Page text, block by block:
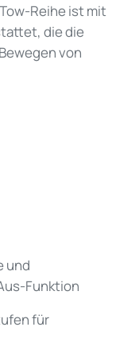
-Reihe ist mit
die die
von
und
Funktion
für